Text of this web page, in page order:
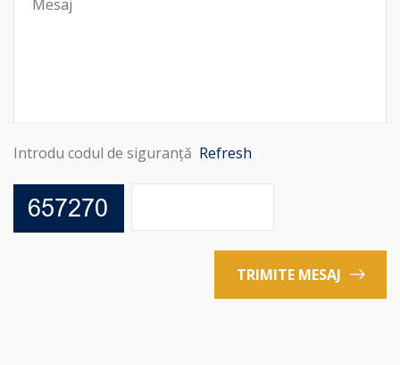
Introdu codul de siguranță Refresh
TRIMITE MESAJ